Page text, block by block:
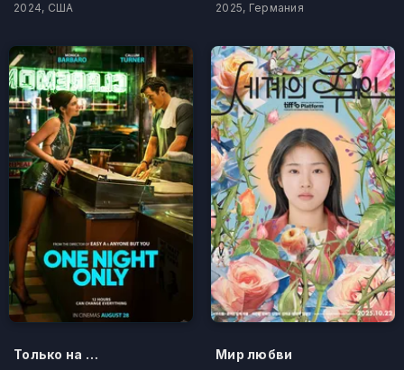
2024, США 2025, Германия
Только на одну ночь Мир любви